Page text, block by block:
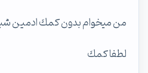
من ميخوام بدون كمك ادمين
لطفا كمك